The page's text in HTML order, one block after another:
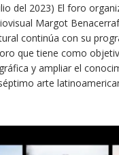
del 2023) El foro
Margot
continúa con su
que tiene como
y ampliar el
arte